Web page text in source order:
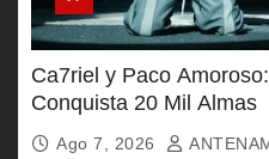
Ca7riel y Paco
Conquista 20 Mil Almas
Ago 7, 2026